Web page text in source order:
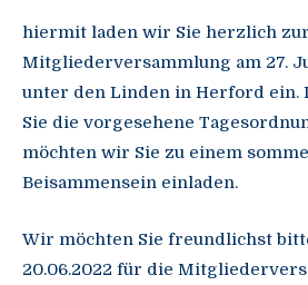
hiermit laden wir Sie herzlich zur
Mitgliederversammlung am 27.
unter den Linden in Herford ein.
Sie die vorgesehene
möchten wir Sie zu einem
Beisammensein einladen.
Wir möchten Sie freundlichst
20.06.2022 für die